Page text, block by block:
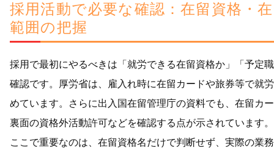
採用活動で必要な確認：在留資格・
範囲の把握
採用で最初にやるべきは「就労できる在留資格か」「予定
確認です。厚労省は、雇入れ時に在留カードや旅券等で就
めています。さらに出入国在留管理庁の資料でも、在留カ
裏面の資格外活動許可などを確認する点が示されています。
ここで重要なのは、在留資格名だけで判断せず、実際の業